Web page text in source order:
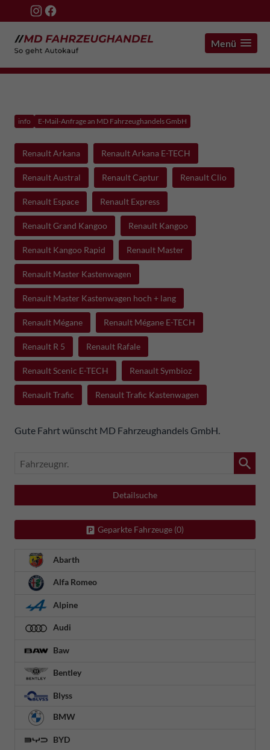
Menü
info E-Mail-Anfrage an MD Fahrzeughandels GmbH
Renault Arkana Renault Arkana E-TECH
Renault Austral Renault Captur Renault Clio
Renault Espace Renault Express
Renault Grand Kangoo Renault Kangoo
Renault Kangoo Rapid Renault Master
Renault Master Kastenwagen
Renault Master Kastenwagen hoch + lang
Renault Mégane Renault Mégane E-TECH
Renault R 5 Renault Rafale
Renault Scenic E-TECH Renault Symbioz
Renault Trafic Renault Trafic Kastenwagen
Gute Fahrt wünscht MD Fahrzeughandels GmbH.
Fahrzeugnr.
Detailsuche
Geparkte Fahrzeuge (0)
Abarth
Alfa Romeo
Alpine
Audi
Baw
Bentley
Blyss
BMW
BYD